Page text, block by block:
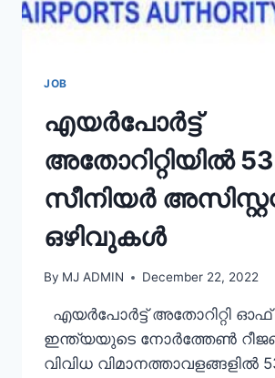
JOB
എയർപോർട്ട്
അതോറിറ്റിയിൽ 53
സീനിയർ
ഒഴിവുകൾ
By MJ ADMIN December 22, 2022
എയർപോർട്ട് അതോറിറ്റി ഓഫ്
ഇന്ത്യയുടെ നോർത്തേൺ
വിവിധ വിമാനത്താവളങ്ങളിൽ